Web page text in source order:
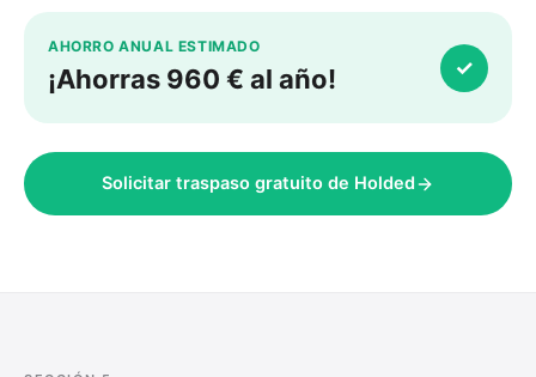
AHORRO ANUAL ESTIMADO
¡Ahorras 960 € al año! ✓
Solicitar traspaso gratuito de Holded